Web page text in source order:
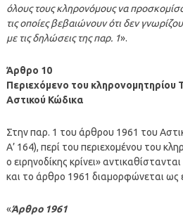
όλους τους κληρονόμους να
τις οποίες βεβαιώνουν ότι δεν
με τις δηλώσεις της παρ. 1».
Άρθρο 10
Περιεχόμενο του κληρονομητηρίου
Αστικού Κώδικα
Στην παρ. 1 του άρθρου 1961 του
Α’ 164), περί του περιεχομένου του
ο ειρηνοδίκης κρίνει»
και το άρθρο 1961 διαμορφώνεται ως
«Άρθρο 1961